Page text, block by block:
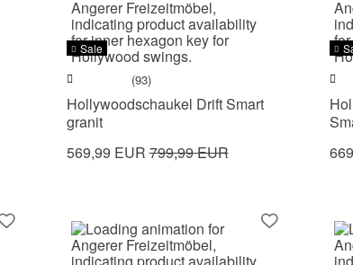
Sale
(93)
Hollywoodschaukel Drift Smart
granit
569,99 EUR799,99 EUR